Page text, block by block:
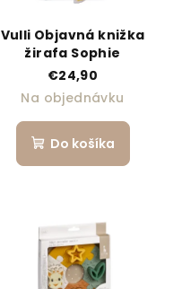
Vulli Objavná knižka
žirafa Sophie
€24,90
Na objednávku
Do košíka